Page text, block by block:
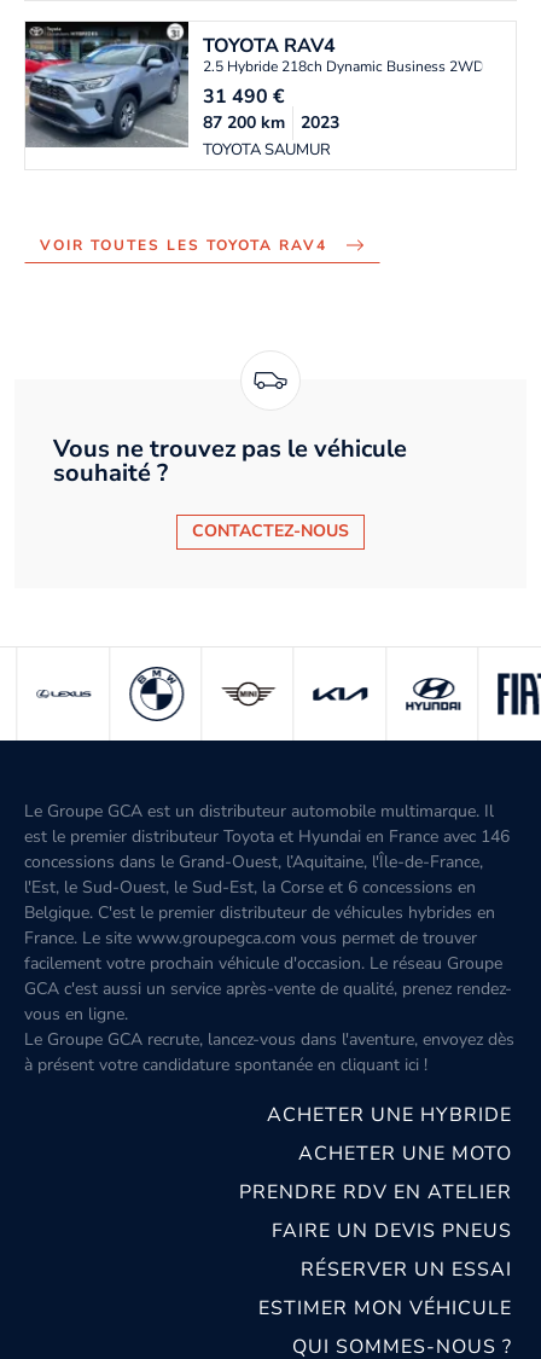
TOYOTA RAV4
2.5 Hybride 218ch Dynamic Business 2WD MY23
31 490€
TOYOTA SAUMUR
87 200km 2023
VOIR TOUTES LES TOYOTA RAV4
Vous ne trouvez pas le véhicule
souhaité ?
CONTACTEZ-NOUS
Le Groupe GCA est un distributeur automobile multimarque. Il
est le premier distributeur Toyota et Hyundai en France avec 146
concessions dans le Grand-Ouest, l’Aquitaine, l'Île-de-France,
l'Est, le Sud-Ouest, le Sud-Est, la Corse et 6 concessions en
Belgique. C'est le premier distributeur de véhicules hybrides en
France. Le site www.groupegca.com vous permet de trouver
facilement votre prochain véhicule d'occasion. Le réseau Groupe
GCA c'est aussi un service après-vente de qualité, prenez rendez-
vous en ligne.
Le Groupe GCA recrute, lancez-vous dans l'aventure, envoyez dès
à présent votre candidature spontanée en cliquant ici !
ACHETER UNE HYBRIDE
ACHETER UNE MOTO
PRENDRE RDV EN ATELIER
FAIRE UN DEVIS PNEUS
RÉSERVER UN ESSAI
ESTIMER MON VÉHICULE
QUI SOMMES-NOUS ?